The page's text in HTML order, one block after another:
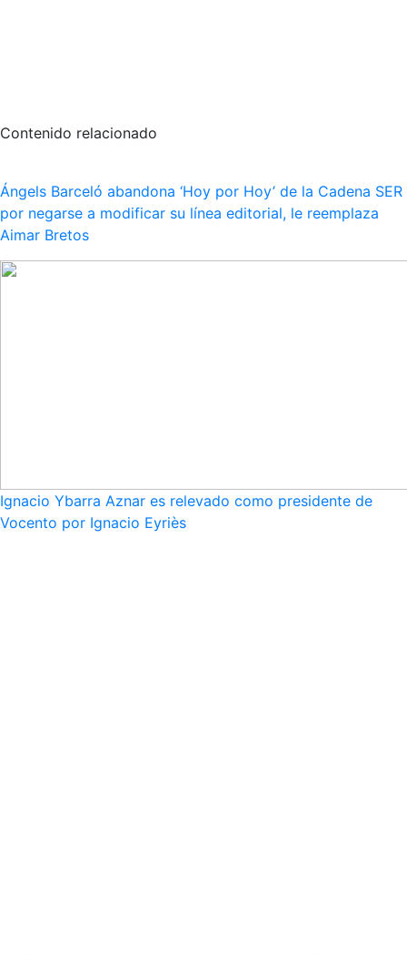
Contenido relacionado
Ángels Barceló abandona ‘Hoy por Hoy’ de la Cadena SER
por negarse a modificar su línea editorial, le reemplaza
Aimar Bretos
Ignacio Ybarra Aznar es relevado como presidente de
Vocento por Ignacio Eyriès